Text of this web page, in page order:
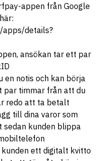
appen från Google
apps/details?
ansökan tar ett par
en notis och kan börja
par timmar från att du
redo att ta betalt
till dina varor som
sedan kunden blippa
ett digitalt kvitto